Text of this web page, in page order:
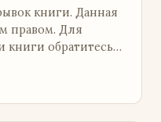
книги. Данная
правом. Для
обратитесь к